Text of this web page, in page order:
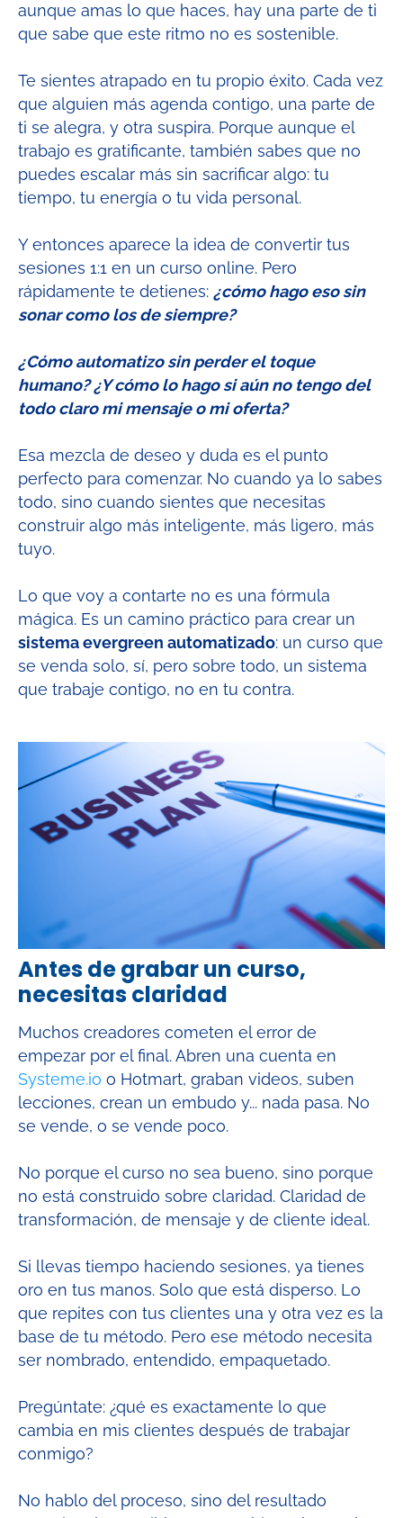
aunque amas lo que haces, hay una parte de ti
que sabe que este ritmo no es sostenible.
Te sientes atrapado en tu propio éxito. Cada vez
que alguien más agenda contigo, una parte de
ti se alegra, y otra suspira. Porque aunque el
trabajo es gratificante, también sabes que no
puedes escalar más sin sacrificar algo: tu
tiempo, tu energía o tu vida personal.
Y entonces aparece la idea de convertir tus
sesiones 1:1 en un curso online. Pero
rápidamente te detienes: ¿cómo hago eso sin
sonar como los de siempre?
¿Cómo automatizo sin perder el toque
humano? ¿Y cómo lo hago si aún no tengo del
todo claro mi mensaje o mi oferta?
Esa mezcla de deseo y duda es el punto
perfecto para comenzar. No cuando ya lo sabes
todo, sino cuando sientes que necesitas
construir algo más inteligente, más ligero, más
tuyo.
Lo que voy a contarte no es una fórmula
mágica. Es un camino práctico para crear un
sistema evergreen automatizado: un curso que
se venda solo, sí, pero sobre todo, un sistema
que trabaje contigo, no en tu contra.
Antes de grabar un curso,
necesitas claridad
Muchos creadores cometen el error de
empezar por el final. Abren una cuenta en
Systeme.io o Hotmart, graban videos, suben
lecciones, crean un embudo y... nada pasa. No
se vende, o se vende poco.
No porque el curso no sea bueno, sino porque
no está construido sobre claridad. Claridad de
transformación, de mensaje y de cliente ideal.
Si llevas tiempo haciendo sesiones, ya tienes
oro en tus manos. Solo que está disperso. Lo
que repites con tus clientes una y otra vez es la
base de tu método. Pero ese método necesita
ser nombrado, entendido, empaquetado.
Pregúntate: ¿qué es exactamente lo que
cambia en mis clientes después de trabajar
conmigo?
No hablo del proceso, sino del resultado